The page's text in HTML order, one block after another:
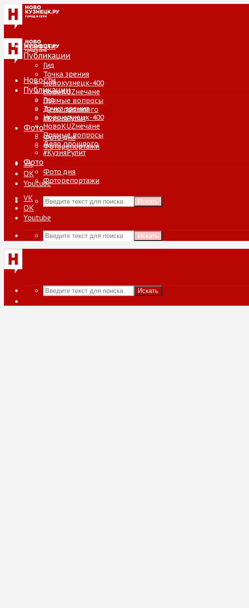
Новости
Публикации
Гид
Точка зрения
Новокузнецк-400
НовоKUZнечане
Прямые вопросы
Дело прошлого
#КузняРулит
Фото
Фото дня
Фоторепортажи
VK
ОК
Youtube
Искать
Новости
Публикации
Гид
Точка зрения
Новокузнецк-400
НовоKUZнечане
Прямые вопросы
Дело прошлого
#КузняРулит
Фото
Фото дня
Фоторепортажи
VK
ОК
Youtube
Искать
Искать